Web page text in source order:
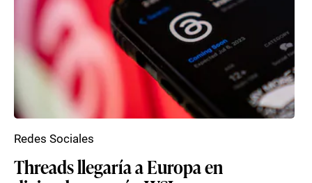
Threads llegaría a Europa en
Redes Sociales